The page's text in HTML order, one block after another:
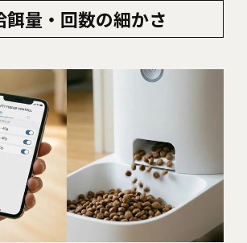
餌量・回数の細かさ